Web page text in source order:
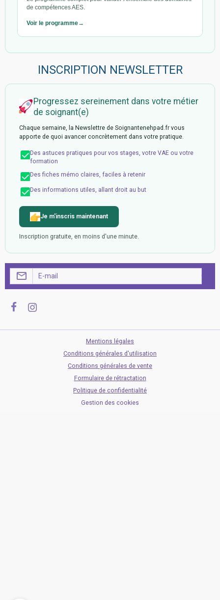
de compétences AES.
Voir le programme
INSCRIPTION NEWSLETTER
Progressez sereinement dans votre métier
de soignant(e)
Chaque semaine, la Newslettre de Soignantenehpad.fr vous
apporte de quoi avancer concrètement dans votre pratique.
Des astuces pratiques pour vos stages, votre VAE ou votre
formation
Des fiches mémo claires, faciles à retenir
Des informations utiles, allant droit au but
Je m'inscris maintenant
Inscription gratuite, en moins d'une minute.
OK
Mentions légales
Conditions générales d'utilisation
Conditions générales de vente
Formulaire de rétractation
Politique de confidentialité
Gestion des cookies